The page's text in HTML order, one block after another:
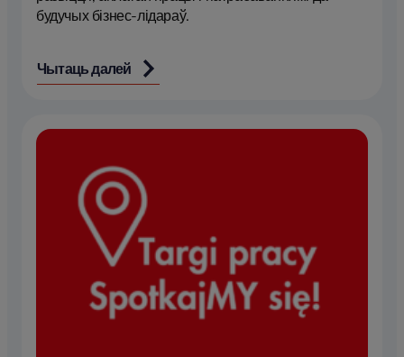
будучых бізнес-лідараў.
Чытаць далей